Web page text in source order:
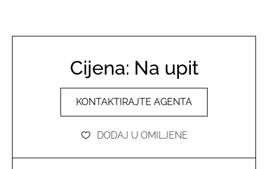
Cijena: Na upit
KONTAKTIRAJTE AGENTA
DODAJ U OMILJENE